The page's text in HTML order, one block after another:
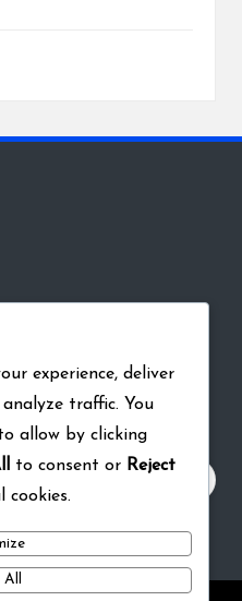
experience, deliver
traffic. You
allow by clicking
to consent or Reject
cookies.